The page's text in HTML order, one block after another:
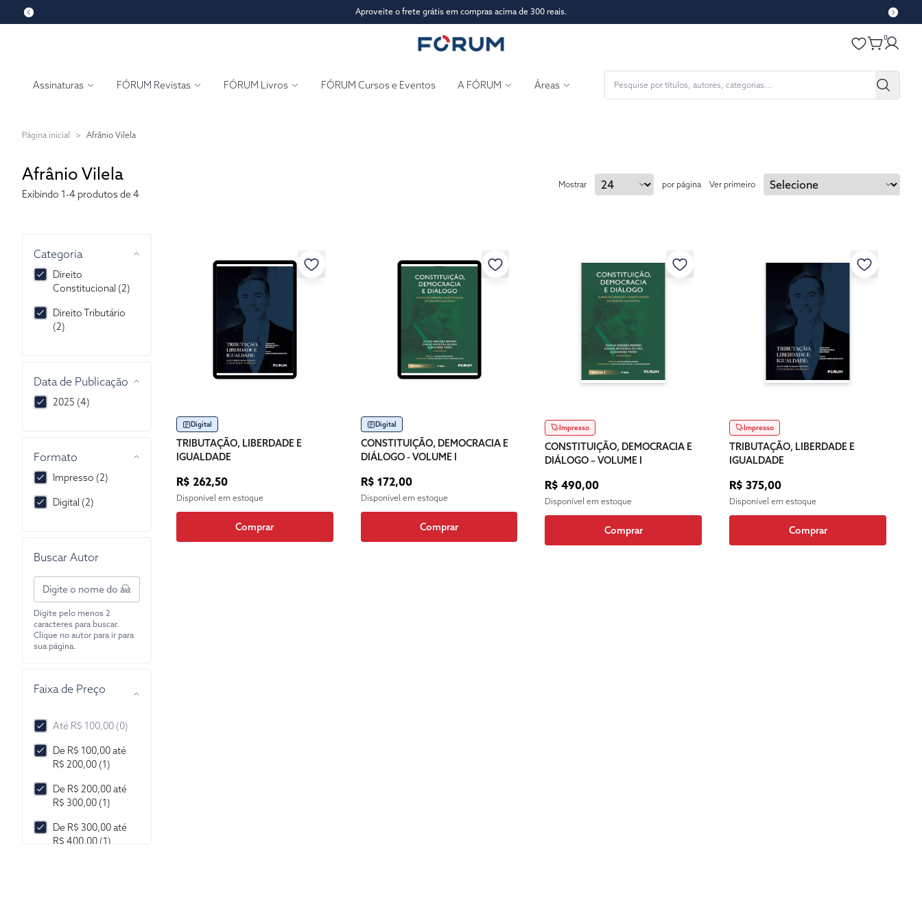
Aproveite o frete grátis em compras acima de 300 reais.
0
Assinaturas FÓRUM Revistas FÓRUM Livros FÓRUM Cursos e Eventos A FÓRUM Áreas
Página inicial > Afrânio Vilela
Afrânio Vilela
Exibindo 1-4 produtos de 4
Mostrar por página Ver primeiro
Data de Publicação
2025 (4)
Formato
Impresso (2)
Digital (2)
Categoria
Direito
Constitucional (2)
Direito Tributário
(2)
Buscar Autor
Digite pelo menos 2
caracteres para buscar.
Clique no autor para ir para
sua página.
Faixa de Preço
Até R$ 100,00 (0)
De R$ 100,00 até
R$ 200,00 (1)
De R$ 200,00 até
R$ 300,00 (1)
De R$ 300,00 até
R$ 400,00 (1)
Digital
TRIBUTAÇÃO, LIBERDADE E
IGUALDADE
R$ 262,50
Disponível em estoque
Comprar
Digital
CONSTITUIÇÃO, DEMOCRACIA E
DIÁLOGO - VOLUME I
R$ 172,00
Disponível em estoque
Comprar
Impresso
CONSTITUIÇÃO, DEMOCRACIA E
DIÁLOGO – VOLUME I
R$ 490,00
Disponível em estoque
Comprar
Impresso
TRIBUTAÇÃO, LIBERDADE E
IGUALDADE
R$ 375,00
Disponível em estoque
Comprar